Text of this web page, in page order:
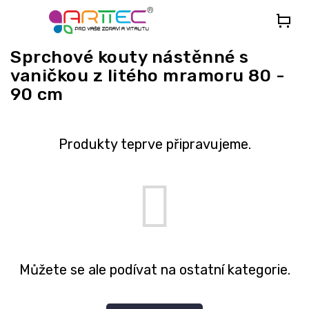
Sprchové kouty nástěnné s
vaničkou z litého mramoru 80 -
90 cm
Produkty teprve připravujeme.
Můžete se ale podívat na ostatní kategorie.